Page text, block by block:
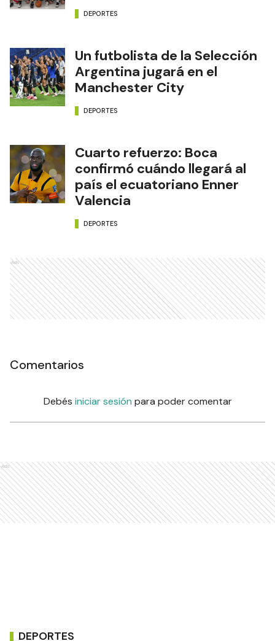
DEPORTES
Un futbolista de la Selección
Argentina jugará en el
Manchester City
DEPORTES
Cuarto refuerzo: Boca
confirmó cuándo llegará al
país el ecuatoriano Enner
Valencia
DEPORTES
Ads
Comentarios
Debés iniciar sesión para poder comentar
Ads
DEPORTES